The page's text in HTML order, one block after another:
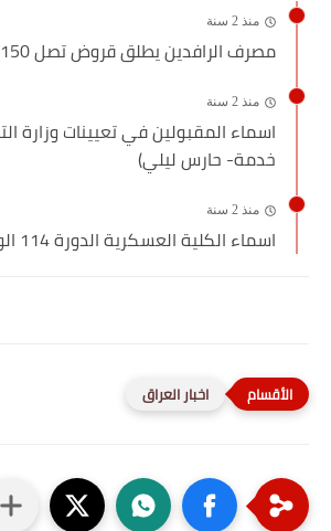
منذ 2 سنة
مصرف الرافدين يطلق قروض تصل 150 مليون
منذ 2 سنة
اسماء المقبولين في تعيينات وزارة
خدمة- حارس ليلي)
منذ 2 سنة
اسماء الكلية العسكرية الدورة 114 الوجبة السادسة
اخبار العراق